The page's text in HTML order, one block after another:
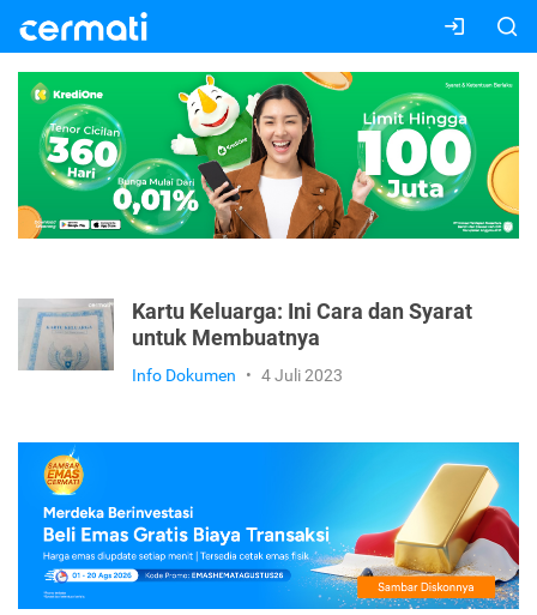
Kartu Keluarga: Ini Cara dan Syarat
untuk Membuatnya
Info Dokumen • 4 Juli 2023